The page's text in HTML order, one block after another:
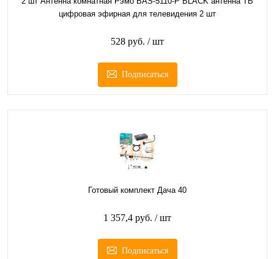
цифровая эфирная для телевидения 2 шт
528 руб. / шт
Подписаться
Готовый комплект Дача 40
1 357,4 руб. / шт
Подписаться